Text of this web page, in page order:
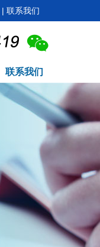
| 联系我们
联系我们